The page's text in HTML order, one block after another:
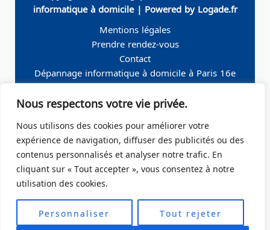
Nous respectons votre vie privée.
Nous utilisons des cookies pour améliorer votre
expérience de navigation, diffuser des publicités ou des
contenus personnalisés et analyser notre trafic. En
cliquant sur « Tout accepter », vous consentez à notre
utilisation des cookies.
Personnaliser Tout rejeter
informatique à domicile | Powered by Logade.fr
Mentions légales
Prendre rendez-vous
Contact
Dépannage informatique à domicile à Paris 16e
Seine
Perret
Dépannage informatique à domicile à Paris 19e
Dépannage informatique à domicile à Paris 17e
Dépannage informatique à domicile – Boulogne-
Billancourt 92
Dépannage informatique à domicile à Paris Ile de
France